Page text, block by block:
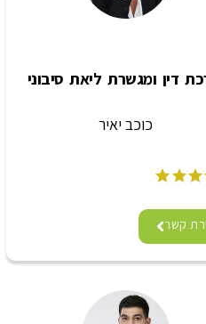
דין ומגשרת ליאת סיבוני
כוכב יאיר
קשר